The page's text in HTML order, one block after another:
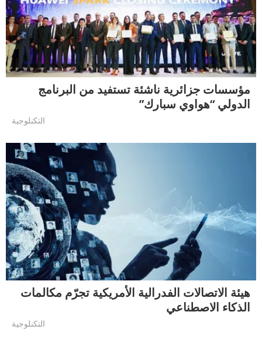
مؤسسات جزائرية ناشئة تستفيد من البرنامج
الدولي “هواوي سبارك”
التكنلوجية
هيئة الاتصالات الفدرالية الأمريكية تجرّم مكالمات
الذكاء الاصطناعي
التكنلوجية